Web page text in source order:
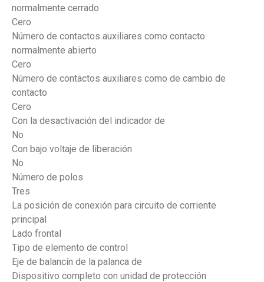
normalmente cerrado
Cero
Número de contactos auxiliares como contacto
normalmente abierto
Cero
Número de contactos auxiliares como de cambio de
contacto
Cero
Con la desactivación del indicador de
No
Con bajo voltaje de liberación
No
Número de polos
Tres
La posición de conexión para circuito de corriente
principal
Lado frontal
Tipo de elemento de control
Eje de balancín de la palanca de
Dispositivo completo con unidad de protección